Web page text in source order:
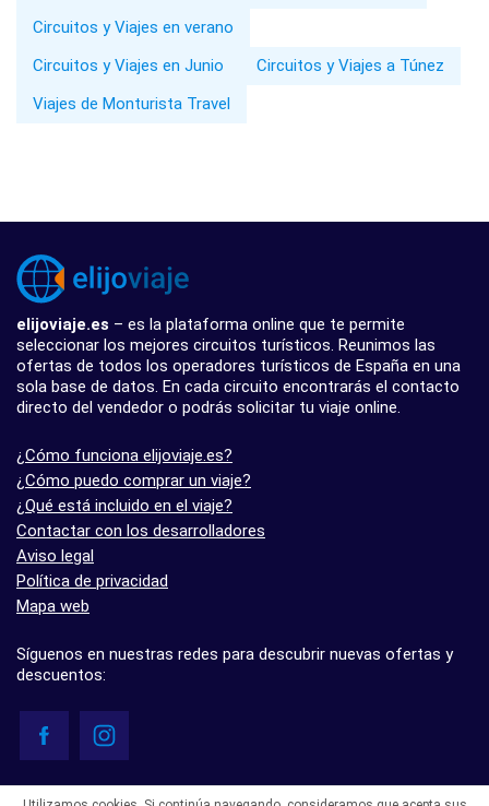
Circuitos y Viajes en verano
Circuitos y Viajes en Junio
Circuitos y Viajes a Túnez
Viajes de Monturista Travel
elijoviaje.es – es la plataforma online que te permite
seleccionar los mejores circuitos turísticos. Reunimos las
ofertas de todos los operadores turísticos de España en una
sola base de datos. En cada circuito encontrarás el contacto
directo del vendedor o podrás solicitar tu viaje online.
¿Cómo funciona elijoviaje.es?
¿Cómo puedo comprar un viaje?
¿Qué está incluido en el viaje?
Contactar con los desarrolladores
Aviso legal
Política de privacidad
Mapa web
Síguenos en nuestras redes para descubrir nuevas ofertas y
descuentos: